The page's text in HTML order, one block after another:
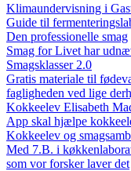
Klimaundervisning i
Guide til
Den professionelle smag
Smag for Livet har
Smagsklasser 2.0
Gratis materiale til
fagligheden ved lige
Kokkeelev Elisabeth
App skal hjælpe
Kokkeelev og
Med 7.B. i
som vor forsker laver det